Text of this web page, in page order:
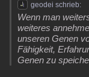
geodei schrieb:
Wenn man
weiteres
unseren Genen
Fähigkeit,
Genen zu